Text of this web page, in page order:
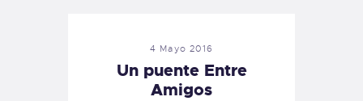
4 Mayo 2016
Un puente Entre
Amigos